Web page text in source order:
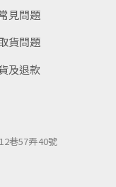
見問題
貨問題
及退款
巷57弄40號